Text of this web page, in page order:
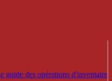
guide des opérations d'inventaire